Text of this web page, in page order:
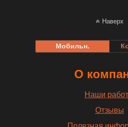
Наверх
Мобильн.
О
Наши
Отзывы